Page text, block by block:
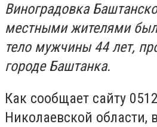
Виноградовка
местными жителями
тело мужчины 44 лет,
городе Баштанка.
Как сообщает сайту
Николаевской области,